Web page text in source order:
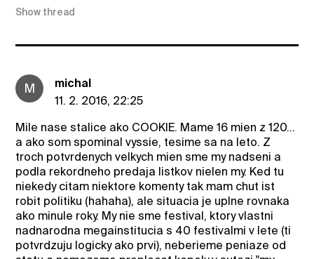
Show thread
M
michal
11. 2. 2016, 22:25
Mile nase stalice ako COOKIE. Mame 16 mien z 120...
a ako som spominal vyssie, tesime sa na leto. Z
troch potvrdenych velkych mien sme my nadseni a
podla rekordneho predaja listkov nielen my. Ked tu
niekedy citam niektore komenty tak mam chut ist
robit politiku (hahaha), ale situacia je uplne rovnaka
ako minule roky. My nie sme festival, ktory vlastni
nadnarodna megainstitucia s 40 festivalmi v lete (ti
potvrdzuju logicky ako prvi), neberieme peniaze od